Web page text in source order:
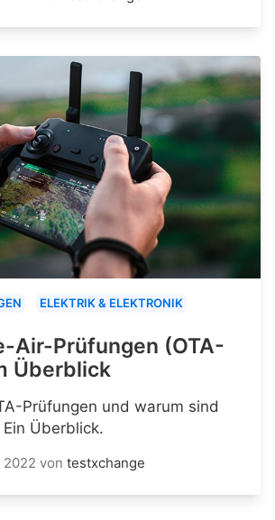
ELEKTRIK & ELEKTRONIK
Air-Prüfungen (OTA-
Überblick
Prüfungen und warum sind
Überblick.
2022 von testxchange